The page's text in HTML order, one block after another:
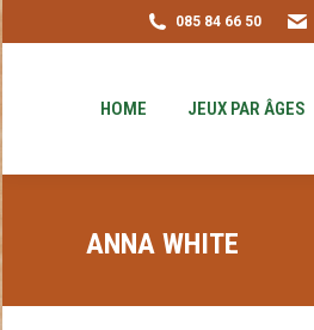
085 84 66 50
HOME JEUX PAR ÂGES
ANNA WHITE
HOME JEUX
PUZZLE-ACHAT